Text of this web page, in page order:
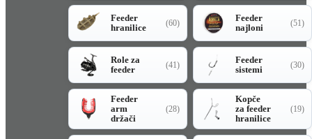
Feeder
hranilice
(60)
Feeder
najloni
(51)
Role za
feeder
(41)
Feeder
sistemi
(30)
Feeder
arm
držači
(28)
Kopče
za feeder
hranilice
(19)